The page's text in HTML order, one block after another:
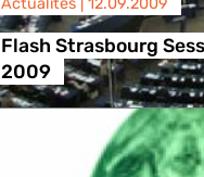
Actualités | 12.09.2009
Flash Strasbourg
2009